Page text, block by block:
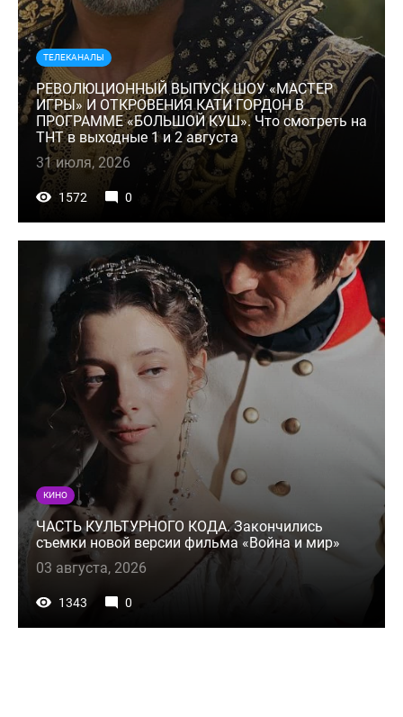
ТЕЛЕКАНАЛЫ
РЕВОЛЮЦИОННЫЙ ВЫПУСК ШОУ «МАСТЕР
ИГРЫ» И ОТКРОВЕНИЯ КАТИ ГОРДОН В
ПРОГРАММЕ «БОЛЬШОЙ КУШ». Что смотреть на
ТНТ в выходные 1 и 2 августа
31 июля, 2026
1572 0
КИНО
ЧАСТЬ КУЛЬТУРНОГО КОДА. Закончились
съемки новой версии фильма «Война и мир»
03 августа, 2026
1343 0